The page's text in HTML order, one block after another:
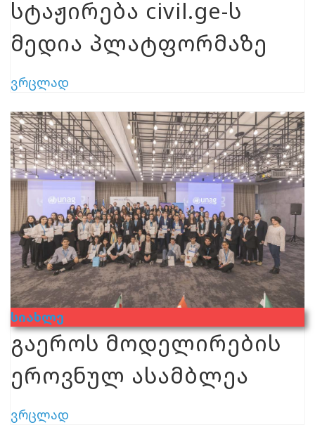
სტაჟირება civil.ge-ს
მედია პლატფორმაზე
ვრცლად
Სიახლე
გაეროს მოდელირების
ეროვნულ ასამბლეა
ვრცლად